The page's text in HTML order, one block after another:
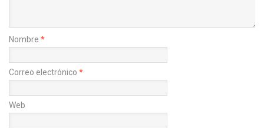
Nombre *
Correo electrónico *
Web